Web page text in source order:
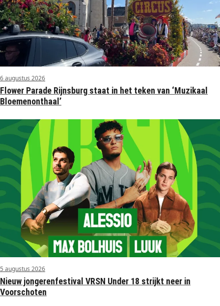
6 augustus 2026
Flower Parade Rijnsburg staat in het teken van ‘Muzikaal
Bloemenonthaal’
5 augustus 2026
Nieuw jongerenfestival VRSN Under 18 strijkt neer in
Voorschoten